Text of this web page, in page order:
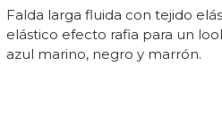
Falda larga fluida con tejido
elástico efecto rafia para un
azul marino, negro y marrón.